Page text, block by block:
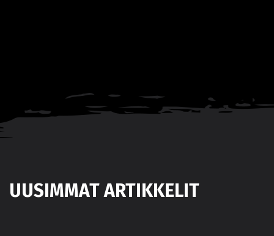
UUSIMMAT ARTIKKELIT